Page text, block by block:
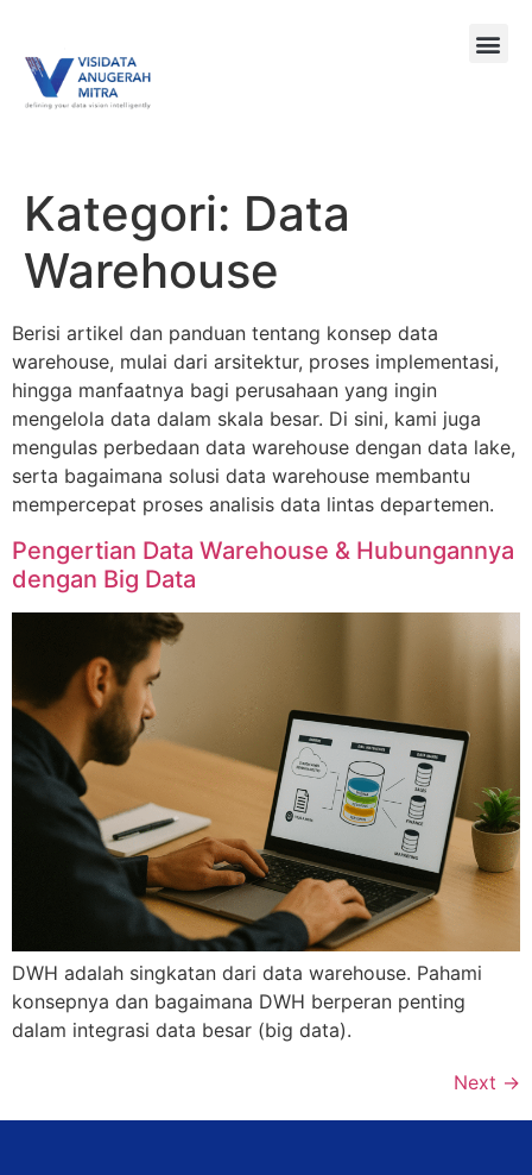
Kategori: Data
Warehouse
Berisi artikel dan panduan tentang konsep data
warehouse, mulai dari arsitektur, proses implementasi,
hingga manfaatnya bagi perusahaan yang ingin
mengelola data dalam skala besar. Di sini, kami juga
mengulas perbedaan data warehouse dengan data lake,
serta bagaimana solusi data warehouse membantu
mempercepat proses analisis data lintas departemen.
Pengertian Data Warehouse & Hubungannya
dengan Big Data
DWH adalah singkatan dari data warehouse. Pahami
konsepnya dan bagaimana DWH berperan penting
dalam integrasi data besar (big data).
Next →